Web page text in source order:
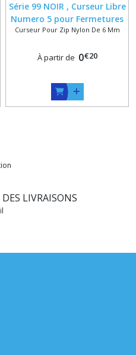
Série 99 NOIR , Curseur Libre
Numero 5 pour Fermetures
Sac en Nylon Spirale de 6
Curseur Pour Zip Nylon De 6 Mm
À partir de 0€20
LIVRAISONS